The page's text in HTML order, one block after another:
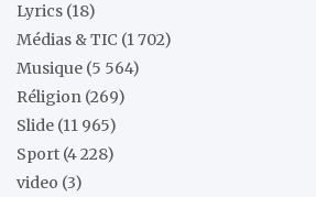
Lyrics (18)
Médias & TIC (1 702)
Musique (5 564)
Réligion (269)
Slide (11 965)
Sport (4 228)
video (3)